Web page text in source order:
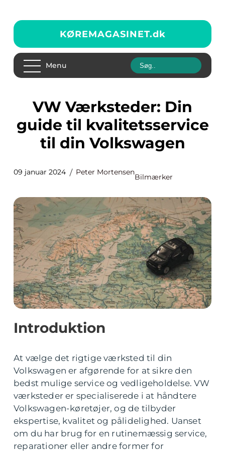
KØREMAGASINET.dk
Menu
VW Værksteder: Din
guide til kvalitetsservice
til din Volkswagen
09 januar 2024 Peter Mortensen
Bilmærker
Introduktion
At vælge det rigtige værksted til din
Volkswagen er afgørende for at sikre den
bedst mulige service og vedligeholdelse. VW
værksteder er specialiserede i at håndtere
Volkswagen-køretøjer, og de tilbyder
ekspertise, kvalitet og pålidelighed. Uanset
om du har brug for en rutinemæssig service,
reparationer eller andre former for